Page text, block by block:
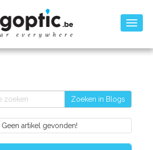
Zoeken in Blogs
Geen artikel gevonden!